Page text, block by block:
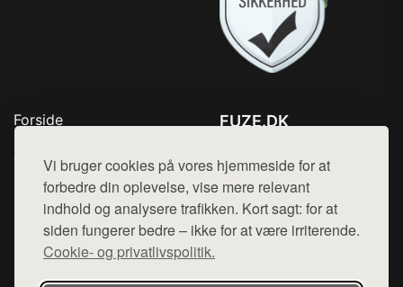
Vi bruger cookies på vores hjemmeside for at
forbedre din oplevelse, vise mere relevant
indhold og analysere trafikken. Kort sagt: for at
siden fungerer bedre – ikke for at være irriterende.
Cookie- og privatlivspolitik.
Forside
Top Rabatter
Kontakt
FUZE.DK
Mail: hej@want.dk
Cookie- og privatlivspolitik